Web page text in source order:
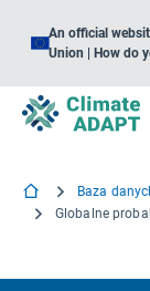
An official
Union | How do
Baza